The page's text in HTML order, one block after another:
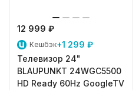
12 999 ₽
Кешбэк+1 299 ₽
Телевизор 24"
BLAUPUNKT 24WGC5500
HD Ready 60Hz GoogleTV